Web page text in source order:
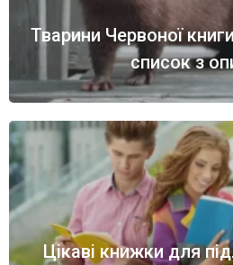
Тварини Червоної
список з
Цікаві книжки для